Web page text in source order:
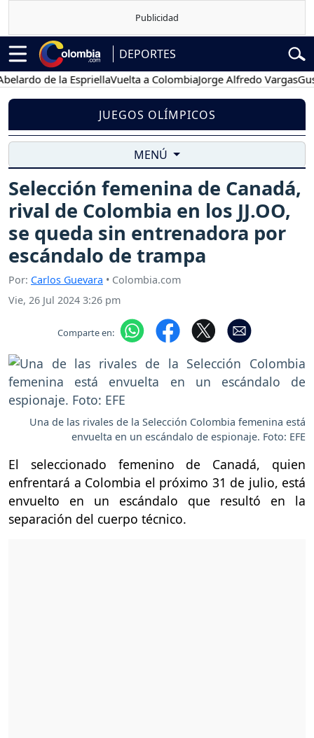
DEPORTES
de la EspriellaVuelta a ColombiaJorge Alfredo VargasGustavo
JUEGOS OLÍMPICOS
MENÚ
Selección femenina de Canadá,
rival de Colombia en los JJ.OO,
se queda sin entrenadora por
escándalo de trampa
Por: Carlos Guevara • Colombia.com
Vie, 26 Jul 2024 3:26 pm
Comparte en:
Una de las rivales de la Selección Colombia femenina está
envuelta en un escándalo de espionaje. Foto: EFE
El seleccionado femenino de Canadá, quien
enfrentará a Colombia el próximo 31 de julio, está
envuelto en un escándalo que resultó en la
separación del cuerpo técnico.